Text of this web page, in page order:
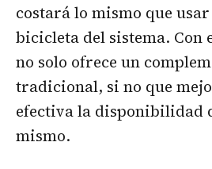
costará lo mismo que
bicicleta del sistema. Con
no solo ofrece un
tradicional, si no que
efectiva la disponibilidad
mismo.